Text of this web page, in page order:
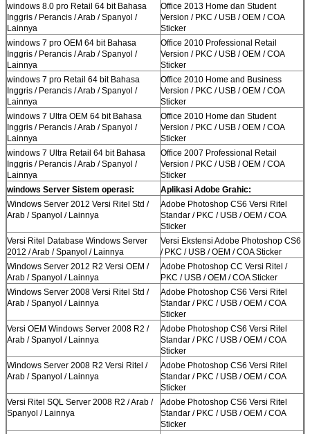
Tinggalkan pesan
Kami akan segera menghubungi
Anda kembali!
windows 8.0 pro Retail 64 bit Bahasa
Inggris / Perancis / Arab / Spanyol /
Lainnya
Office 2013 Home dan Student
Version / PKC / USB / OEM / COA
Sticker
windows 7 pro OEM 64 bit Bahasa
Inggris / Perancis / Arab / Spanyol /
Lainnya
Office 2010 Professional Retail
Version / PKC / USB / OEM / COA
Sticker
windows 7 pro Retail 64 bit Bahasa
Inggris / Perancis / Arab / Spanyol /
Lainnya
Office 2010 Home and Business
Version / PKC / USB / OEM / COA
Sticker
windows 7 Ultra OEM 64 bit Bahasa
Inggris / Perancis / Arab / Spanyol /
Lainnya
Office 2010 Home dan Student
Version / PKC / USB / OEM / COA
Sticker
windows 7 Ultra Retail 64 bit Bahasa
Inggris / Perancis / Arab / Spanyol /
Lainnya
Office 2007 Professional Retail
Version / PKC / USB / OEM / COA
Sticker
windows Server Sistem operasi:
Aplikasi Adobe Grahic:
Windows Server 2012 Versi Ritel Std /
Arab / Spanyol / Lainnya
Adobe Photoshop CS6 Versi Ritel
Standar / PKC / USB / OEM / COA
Sticker
Versi Ritel Database Windows Server
2012 / Arab / Spanyol / Lainnya
Versi Ekstensi Adobe Photoshop CS6
/ PKC / USB / OEM / COA Sticker
Windows Server 2012 R2 Versi OEM /
Arab / Spanyol / Lainnya
Adobe Photoshop CC Versi Ritel /
PKC / USB / OEM / COA Sticker
Windows Server 2008 Versi Ritel Std /
Arab / Spanyol / Lainnya
Adobe Photoshop CS6 Versi Ritel
Standar / PKC / USB / OEM / COA
Sticker
Versi OEM Windows Server 2008 R2 /
Arab / Spanyol / Lainnya
Adobe Photoshop CS6 Versi Ritel
Standar / PKC / USB / OEM / COA
Sticker
Windows Server 2008 R2 Versi Ritel /
Arab / Spanyol / Lainnya
Adobe Photoshop CS6 Versi Ritel
Standar / PKC / USB / OEM / COA
Sticker
Versi Ritel SQL Server 2008 R2 / Arab /
Spanyol / Lainnya
Adobe Photoshop CS6 Versi Ritel
Standar / PKC / USB / OEM / COA
Sticker